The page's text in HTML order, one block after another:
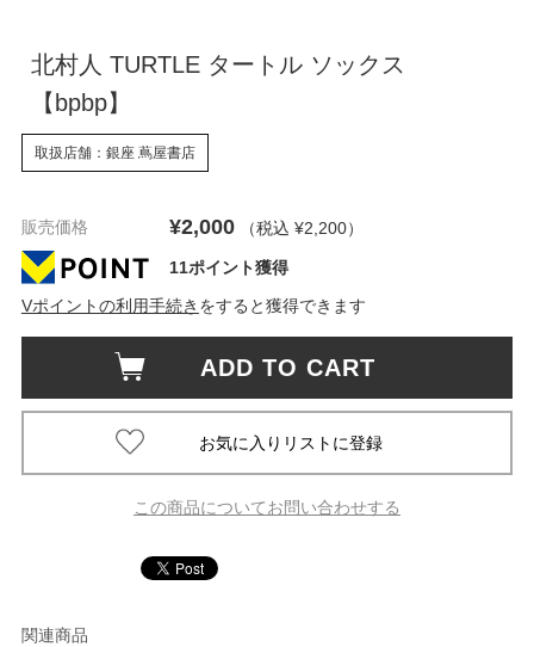
北村人 TURTLE タートル ソックス
【bpbp】
取扱店舗：銀座 蔦屋書店
販売価格 ¥2,000 （税込 ¥2,200）
11ポイント獲得
Vポイントの利用手続き をすると獲得できます
ADD TO CART
この商品についてお問い合わせする
関連商品